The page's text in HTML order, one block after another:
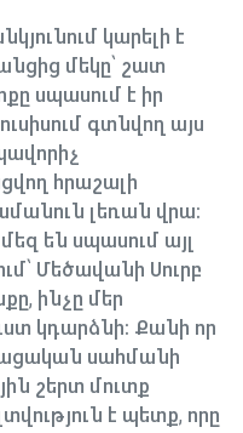
կարելի է
մեկը՝ շատ
սպասում է իր
գտնվող այս
հրաշալի
լեռան վրա։
են սպասում այլ
Մեծավանի Սուրբ
ինչը մեր
կդարձնի։ Քանի որ
սահմանի
շերտ մուտք
է պետք, որը